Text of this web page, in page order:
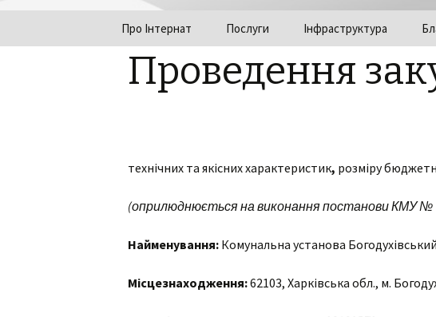
Переміститись до тексту
Про Інтернат
Керівництво та
структура установи
Послуги Інфраструктура
Проведення
технічних та якісних характеристик, розміру
(оприлюднюється на виконання постанови КМУ №
Найменування: Комунальна установа
Місцезнаходження:62103, Харківська обл., м.